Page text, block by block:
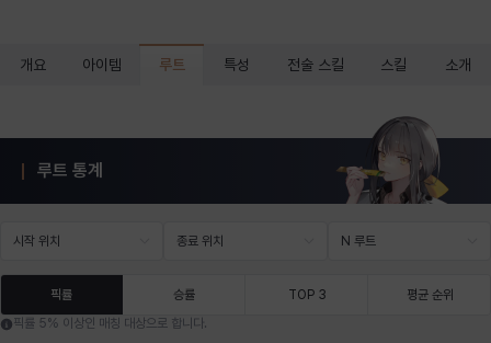
알론소 얀
에스텔 에키온 엘레나 요한
개요 아이템 루트 특성 전술 스킬 스킬 소개
루트 통계
시작 위치 종료 위치 N 루트
픽률 승률 TOP 3
평균 순위
픽률 5% 이상인 매칭 대상으로 합니다.